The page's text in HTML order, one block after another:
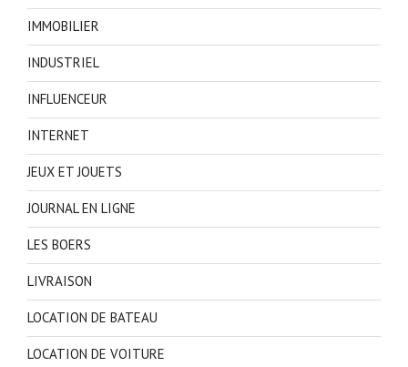
IMMOBILIER
INDUSTRIEL
INFLUENCEUR
INTERNET
JEUX ET JOUETS
JOURNAL EN LIGNE
LES BOERS
LIVRAISON
LOCATION DE BATEAU
LOCATION DE VOITURE